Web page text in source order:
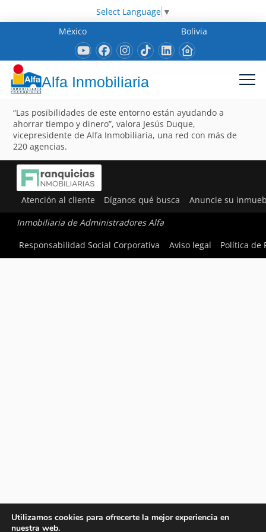
Select Language ▼
México
Bolivia
Alfa Inmobiliaria
“Las posibilidades de este entorno están ayudando a
ahorrar tiempo y dinero”, valora Jesús Duque,
vicepresidente de Alfa Inmobiliaria, una red con más de
220 agencias.
Atención al cliente Díganos qué busca Anuncie su
Inmobiliaria de Administradores Alfa
Responsabilidad Social Corporativa
Aviso legal Política de
Utilizamos cookies para ofrecerte la mejor experiencia en
nuestra web.